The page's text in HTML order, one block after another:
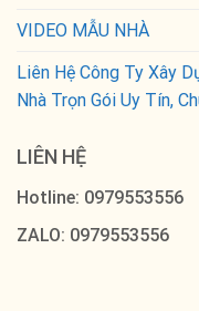
VIDEO MẪU NHÀ
Liên Hệ Công Ty Xây
Nhà Trọn Gói Uy Tín,
LIÊN HỆ
Hotline: 0979553556
ZALO: 0979553556